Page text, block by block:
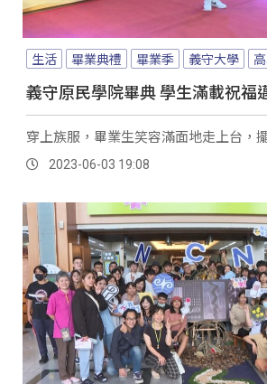
生活 畢業典禮 畢業季 義守大學
義守原民學院畢典 學生滿載祝福
穿上族服，畢業生笑容滿面地走上台，
2023-06-03 19:08